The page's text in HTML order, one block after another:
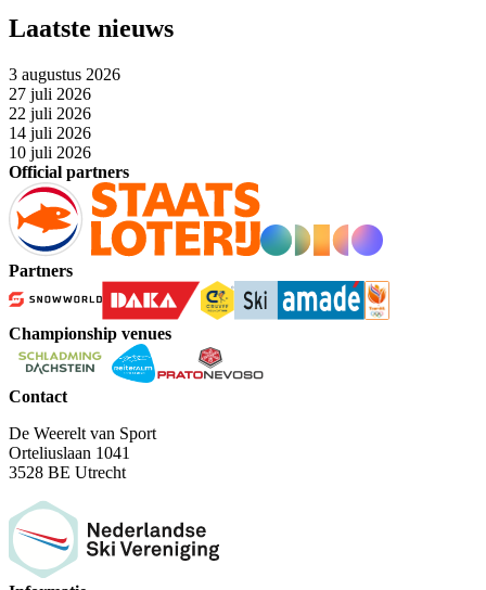
Laatste nieuws
3 augustus 2026
27 juli 2026
22 juli 2026
14 juli 2026
10 juli 2026
Official partners
Partners
Championship venues
Contact
De Weerelt van Sport
Orteliuslaan 1041
3528 BE Utrecht